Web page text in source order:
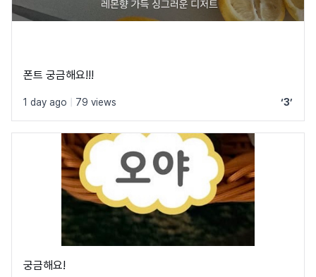
폰트 궁금해요!!!
1 day ago 79 views ‘3’
궁금해요!